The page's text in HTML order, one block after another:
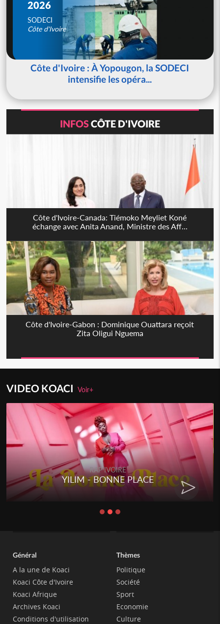
2026
SODECI
Côte d'Ivoire
Côte d'Ivoire : À Yopougon, la SODECI
intensifie les opéra...
INFOSCÔTE D'IVOIRE
Côte d'Ivoire-Canada: Tiémoko Meyliet Koné
échange avec Anita Anand, Ministre des Aff...
Côte d'Ivoire-Gabon : Dominique Ouattara reçoit
Zita Oligui Nguema
VIDEO KOACIVoir+
RAP IVOIRE
RENARD BARAKISSA - DOS DE
CHAT
Général
A la une de Koaci
Koaci Côte d'Ivoire
Koaci Afrique
Archives Koaci
Conditions d'utilisation
Thèmes
Politique
Société
Sport
Economie
Culture